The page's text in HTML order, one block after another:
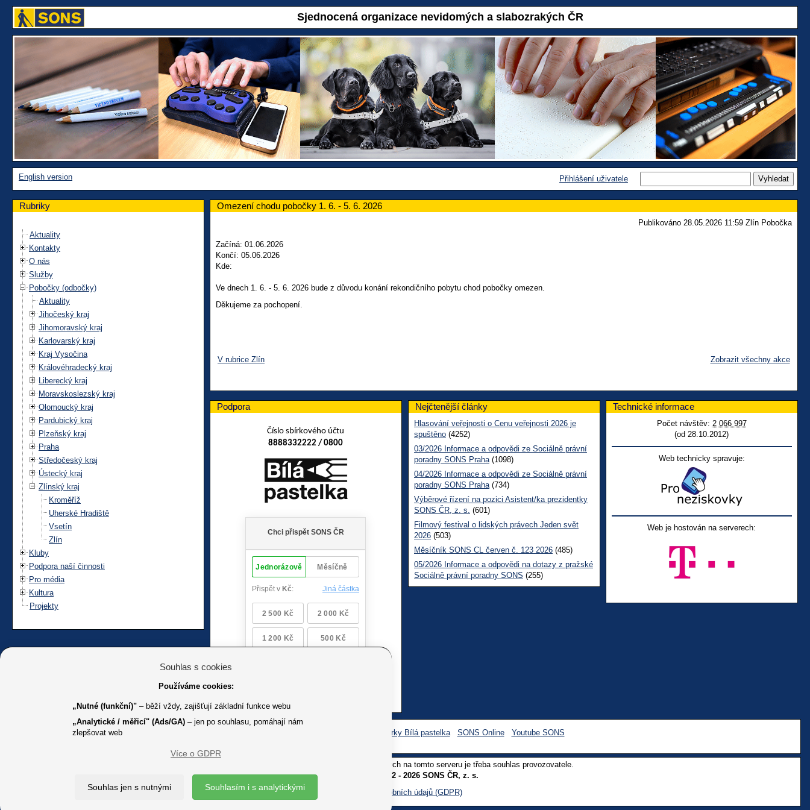
Sjednocená organizace nevidomých a slabozrakých ČR
English version Přihlášení uživatele
Rubriky
Aktuality
Kontakty
O nás
Služby
Pobočky (odbočky)
Aktuality
Jihočeský kraj
Jihomoravský kraj
Karlovarský kraj
Kraj Vysočina
Královéhradecký kraj
Liberecký kraj
Moravskoslezský kraj
Olomoucký kraj
Pardubický kraj
Plzeňský kraj
Praha
Středočeský kraj
Ústecký kraj
Zlínský kraj
Kroměříž
Uherské Hradiště
Vsetín
Zlín
Kluby
Podpora naší činnosti
Pro média
Kultura
Projekty
Omezení chodu pobočky 1. 6. - 5. 6. 2026
Publikováno 28.05.2026 11:59 Zlín Pobočka
Začíná: 01.06.2026
Končí: 05.06.2026
Kde:
Ve dnech 1. 6. - 5. 6. 2026 bude z důvodu konání rekondičního pobytu chod pobočky omezen.
Děkujeme za pochopení.
V rubrice Zlín Zobrazit všechny akce
Podpora
Číslo sbírkového účtu
8888332222 / 0800
Nejčtenější články
Hlasování veřejnosti o Cenu veřejnosti 2026 je
spuštěno (4252)
03/2026 Informace a odpovědi ze Sociálně právní
poradny SONS Praha (1098)
04/2026 Informace a odpovědi ze Sociálně právní
poradny SONS Praha (734)
Výběrové řízení na pozici Asistent/ka prezidentky
SONS ČR, z. s. (601)
Filmový festival o lidských právech Jeden svět
2026 (503)
Měsíčník SONS CL červen č. 123 2026 (485)
05/2026 Informace a odpovědi na dotazy z pražské
Sociálně právní poradny SONS (255)
Technické informace
Počet návštěv: 2 066 997
(od 28.10.2012)
Web technicky spravuje:
Web je hostován na serverech:
Facebook sbírky Bílá pastelka SONS Online Youtube SONS
K jakémukoliv užití textů a obrázků uvedených na tomto serveru je třeba souhlas provozovatele.
Copyright © 2012 - 2026 SONS ČR, z. s.
Ochrana osobních údajů (GDPR)
Souhlas s cookies
Používáme cookies:
„Nutné (funkční)" – běží vždy, zajišťují základní funkce webu
„Analytické / měřicí" (Ads/GA) – jen po souhlasu, pomáhají nám
zlepšovat web
Více o GDPR
Souhlas jen s nutnými Souhlasím i s analytickými